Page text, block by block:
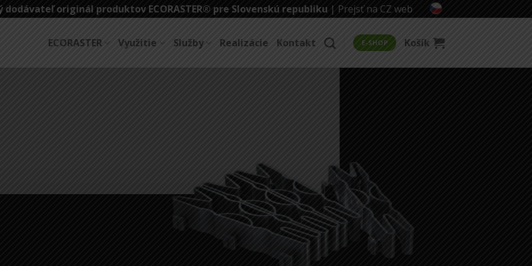
dodávateľ originál produktov ECORASTER® pre Slovenskú republiku | Prejsť na CZ web
ECORASTER Využitie Služby Realizácie Kontakt E-SHOP Košík
prvok